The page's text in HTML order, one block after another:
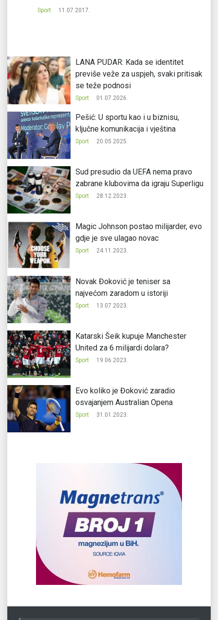
11.07.2017.
LANA PUDAR: Kada se identitet
previše veže za uspjeh, svaki pritisak
se teže podnosi
Sport 01.07.2026.
Pešić: U sportu kao i u biznisu,
ključne komunikacija i vještina
Sport 20.05.2025.
Sud presudio da UEFA nema pravo
zabrane klubovima da igraju Superligu
Sport 28.12.2023.
Magic Johnson postao milijarder, evo
gdje je sve ulagao novac
Sport 24.11.2023.
Novak Đoković je teniser sa
najvećom zaradom u istoriji
Sport 13.07.2023.
Katarski Šeik kupuje Manchester
United za 6 milijardi dolara?
Sport 19.06.2023.
Evo koliko je Đoković zaradio
osvajanjem Australian Opena
Sport 31.01.2023.